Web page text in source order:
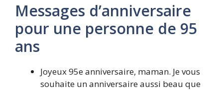
Messages d’anniversaire
pour une personne de 95
ans
Joyeux 95e anniversaire, maman. Je vous
souhaite un anniversaire aussi beau que